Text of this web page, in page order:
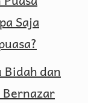
Saja
dan
Bernazar